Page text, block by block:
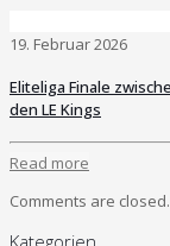
19. Februar 2026
Eliteliga Finale
den LE Kings
Read more
Comments are closed.
Kategorien